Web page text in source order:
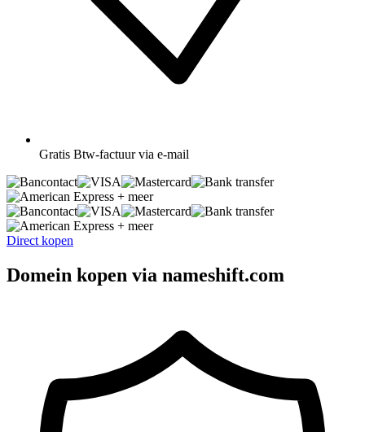
Gratis Btw-factuur via e-mail
+ meer
+ meer
Direct kopen
Domein kopen via nameshift.com